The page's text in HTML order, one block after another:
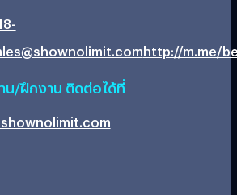
http://m.me/
น/ฝึกงาน ติดต่อได้ที่